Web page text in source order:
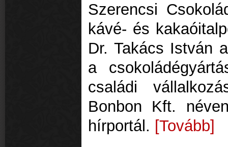
Szerencsi
kávé- és
Dr. Takács István
a
családi
Bonbon Kft.
hírportál. [Tovább]